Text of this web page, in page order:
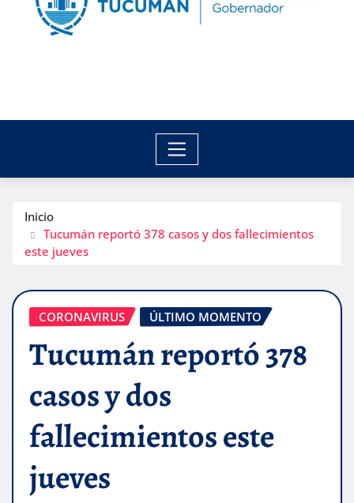
Inicio
Tucumán reportó 378 casos y dos fallecimientos
este jueves
CORONAVIRUS ÚLTIMO MOMENTO
Tucumán reportó 378
casos y dos
fallecimientos este
jueves